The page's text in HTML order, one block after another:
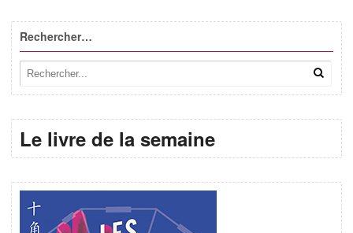
Rechercher…
Le livre de la semaine